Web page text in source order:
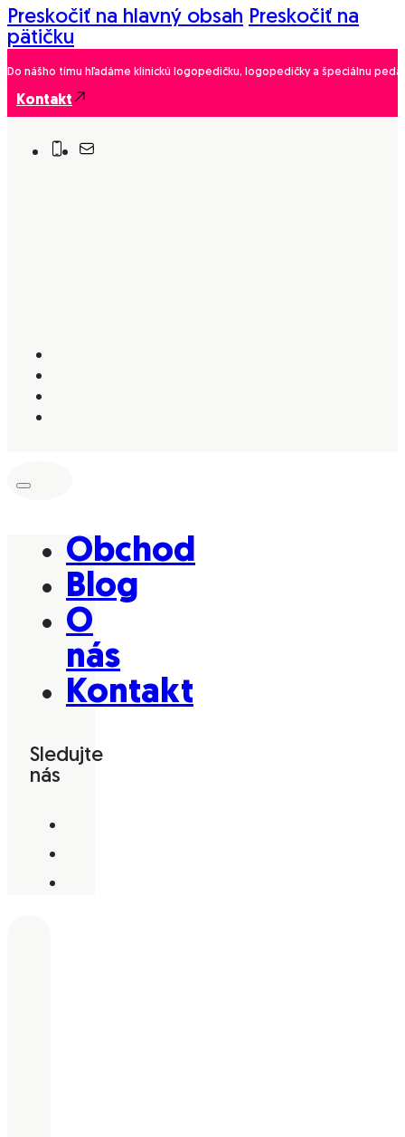
Preskočiť na hlavný obsah Preskočiť na
pätičku
Do nášho tímu hľadáme klinickú logopedičku, logopedičky a špeciálnu
Kontakt
Obchod
Blog
O
nás
Kontakt
Sledujte
nás